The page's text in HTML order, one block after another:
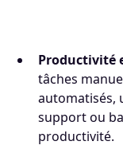
Productivité
tâches
automatisés,
support ou
productivité.